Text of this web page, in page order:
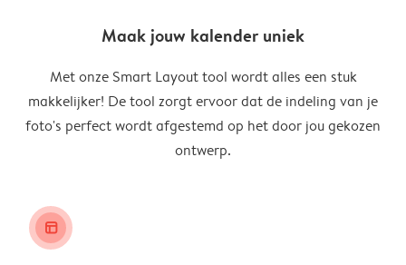
Maak jouw kalender uniek
Met onze Smart Layout tool wordt alles een stuk
makkelijker! De tool zorgt ervoor dat de indeling van je
foto's perfect wordt afgestemd op het door jou gekozen
ontwerp.
layout_alt